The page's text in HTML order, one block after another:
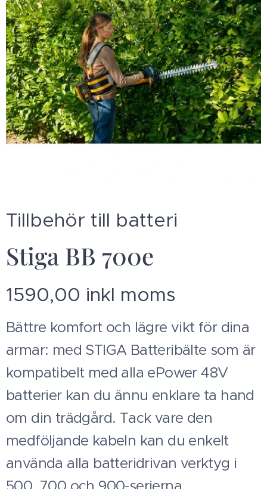
Tillbehör till batteri
Stiga BB 700e
1590,00 inkl moms
Bättre komfort och lägre vikt för dina
armar: med STIGA Batteribälte som är
kompatibelt med alla ePower 48V
batterier kan du ännu enklare ta hand
om din trädgård. Tack vare den
medföljande kabeln kan du enkelt
använda alla batteridrivan verktyg i